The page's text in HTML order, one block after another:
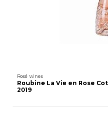
Rosé wines
Roubine La Vie en Rose
2019